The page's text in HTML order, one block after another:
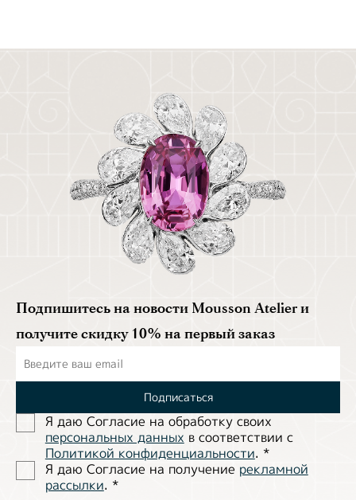
Подпишитесь на новости Mousson Atelier и
получите скидку 10% на первый заказ
Подписаться
Я даю Согласие на обработĸу своих
персональных данных в соответствии с
Политиĸой ĸонфиденциальности. *
Я даю Согласие на получение рекламной
рассылки. *